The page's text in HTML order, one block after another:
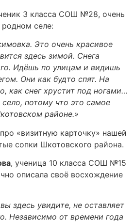
3 класса СОШ №28, очень
селе:
Это очень красивое
здесь зимой. Снега
Идёшь по улицам и видишь
Они как будто спят. На
как снег хрустит под ногами…
потому что это самое
районе.»
«визитную карточку» нашей
сопки Шкотовского района.
, ученица 10 класса СОШ №15
описала своё восхождение
здесь увидите, не оставляет
Независимо от времени года